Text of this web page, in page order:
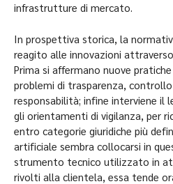
infrastrutture di mercato.
In prospettiva storica, la
reagito alle innovazioni
Prima si affermano nuove
problemi di trasparenza,
responsabilità; infine interviene il
gli orientamenti di vigilanza, per
entro categorie giuridiche più
artificiale sembra collocarsi in
strumento tecnico utilizzato in
rivolti alla clientela, essa tende